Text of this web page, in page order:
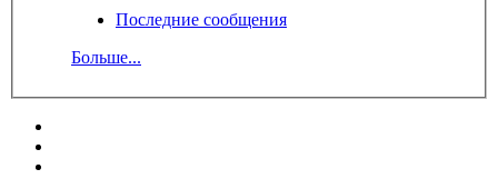
Последние сообщения
Больше...